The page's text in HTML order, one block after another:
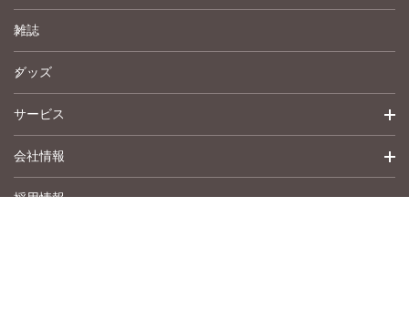
少女コミック
女性コミック
ペットコミック
青年コミック
英語版コミック
雑誌
グッズ
サービス
詳細検索
履歴
会社情報
トップメッセージ
採用情報